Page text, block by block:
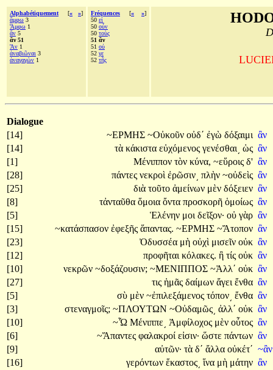
Alphabétiquement [« »]
ἄμφω 3
Ἄμφω 1
ἄν 5
ἂν 51
Ἂν 1
ἀναβιῶναι 3
ἀναγαγὼν 1
Fréquences [« »]
50 εἰ
50 οὖν
50 τοὺς
51 ἂν
51 οὐ
52 γε
52 τῆς
Dialogue
[14]
~ΕΡΜΗΣ ~Οὐκοῦν οὐδ΄ ἐγὼ δόξαιμι ἂν
[14]
τὰ κάκιστα εὐχόμενος γενέσθαι͵ ὡς ἂν
[1]
Μένιππον τὸν κύνα, ~εὕροις δ' ἂν
[28]
πάντες νεκροὶ ἐρῶσιν͵ πλὴν ~οὐδεὶς ἂν
[25]
διὰ τοῦτο ἀμείνων μὲν δόξειεν ἂν
[8]
τἀνταῦθα ὅμοια ὄντα προσκορῆ ὁμοίως ἂν
[5]
Ἑλένην μοι δεῖξον· οὐ γὰρ ἂν
[15]
~κατάσπασον ἐφεξῆς ἅπαντας. ~ΕΡΜΗΣ ~Ἄτοπον ἂν
[23]
Ὀδυσσέα μὴ οὐχὶ μισεῖν οὐκ ἂν
[12]
προφῆται κόλακες. ἢ τίς οὐκ ἂν
[10]
νεκρῶν ~δοξάζουσιν; ~ΜΕΝΙΠΠΟΣ ~Ἀλλ΄ οὐκ ἂν
[27]
τις ἡμᾶς δαίμων ἄγει ἔνθα ἂν
[5]
σὺ μὲν ~ἐπιλεξάμενος τόπον͵ ἔνθα ἂν
[3]
στεναγμοῖς; ~ΠΛΟΥΤΩΝ ~Οὐδαμῶς͵ ἀλλ΄ οὐκ ἂν
[10]
~Ὦ Μένιππε͵ Ἀμφίλοχος μὲν οὗτος ἂν
[6]
~Ἅπαντες φαλακροί εἰσιν· ὥστε πάντων ἂν
[9]
αὐτῶν· τὰ δ΄ ἄλλα οὐκέτ΄
[16]
γερόντων ἕκαστος͵ ἵνα μὴ μάτην ἂν